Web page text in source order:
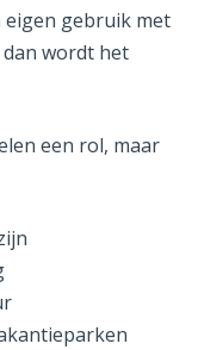
eigen gebruik met
wordt het
een rol, maar